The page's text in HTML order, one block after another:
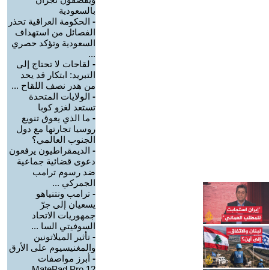
بالسعودية
- الحكومة العراقية تحذر
الفصائل من استهداف
السعودية وتؤكد حصري
...
- لقاحات لا تحتاج إلى
التبريد: ابتكار قد يحد
من هدر نصف اللقاح ...
- الولايات المتحدة
تستعد لغزو كوبا
- ما الذي يعوق تنويع
روسيا تجارتها مع دول
الجنوب العالمي؟
- الديمقراطيون يرفعون
دعوى قضائية جماعية
ضد رسوم ترامب
الجمركي ...
- ترامب ونتنياهو
يسعيان إلى جرّ
جمهوريات الاتحاد
السوفيتي السا ...
- تأثير الميلاتونين
والمغنيسيوم على الأرق
- أبرز مواصفات